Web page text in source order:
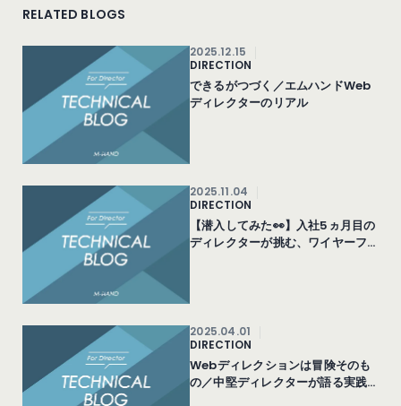
RELATED BLOGS
2025.12.15
DIRECTION
できるがつづく／エムハンドWeb
ディレクターのリアル
2025.11.04
DIRECTION
【潜入してみた👀】入社5ヵ月目の
ディレクターが挑む、ワイヤーフ
2025.04.01
DIRECTION
Webディレクションは冒険そのも
の／中堅ディレクターが語る実践